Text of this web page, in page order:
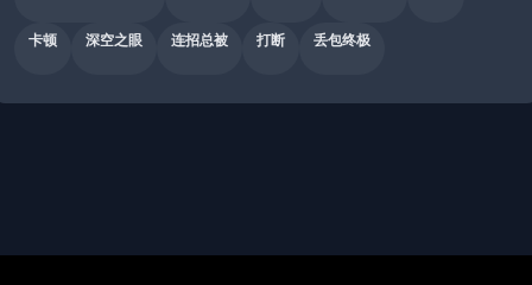
卡顿 深空之眼 连招总被 打断 丢包终极